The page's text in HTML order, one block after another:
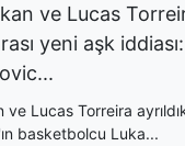
ve Lucas
yeni aşk iddiası:
ve Lucas Torreira
basketbolcu Luka...